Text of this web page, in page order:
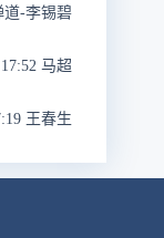
道-李锡碧
马超
王春生